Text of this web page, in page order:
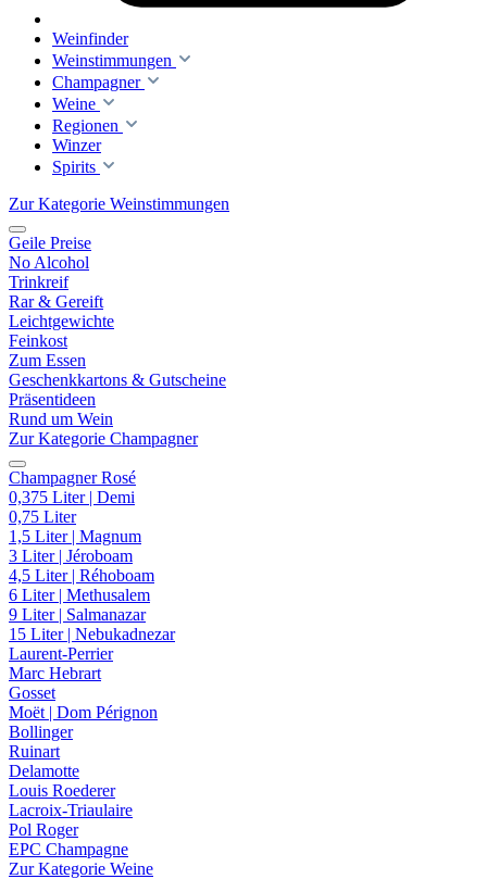
Weinfinder
Weinstimmungen
Champagner
Weine
Regionen
Winzer
Spirits
Zur Kategorie Weinstimmungen
Geile Preise
No Alcohol
Trinkreif
Rar & Gereift
Leichtgewichte
Feinkost
Zum Essen
Geschenkkartons & Gutscheine
Präsentideen
Rund um Wein
Zur Kategorie Champagner
Champagner Rosé
0,375 Liter | Demi
0,75 Liter
1,5 Liter | Magnum
3 Liter | Jéroboam
4,5 Liter | Réhoboam
6 Liter | Methusalem
9 Liter | Salmanazar
15 Liter | Nebukadnezar
Laurent-Perrier
Marc Hebrart
Gosset
Moët | Dom Pérignon
Bollinger
Ruinart
Delamotte
Louis Roederer
Lacroix-Triaulaire
Pol Roger
EPC Champagne
Zur Kategorie Weine